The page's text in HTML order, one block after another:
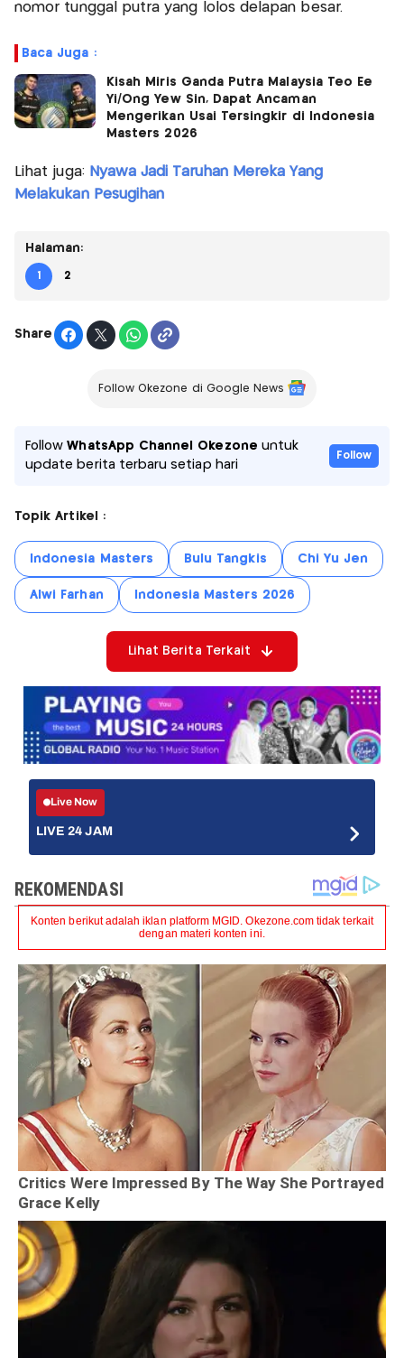
nomor tunggal putra yang lolos delapan besar.
Baca Juga :
Kisah Miris Ganda Putra Malaysia Teo Ee
Yi/Ong Yew Sin, Dapat Ancaman
Mengerikan Usai Tersingkir di Indonesia
Masters 2026
Lihat juga: Nyawa Jadi Taruhan Mereka Yang
Melakukan Pesugihan
Halaman:
1 2
Share
Follow Okezone di Google News
FollowWhatsApp Channel Okezone untuk
update berita terbaru setiap hari
Follow
Topik Artikel :
Indonesia Masters Bulu Tangkis Chi Yu Jen
Alwi Farhan Indonesia Masters 2026
Lihat Berita Terkait
Live Now
LIVE 24 JAM